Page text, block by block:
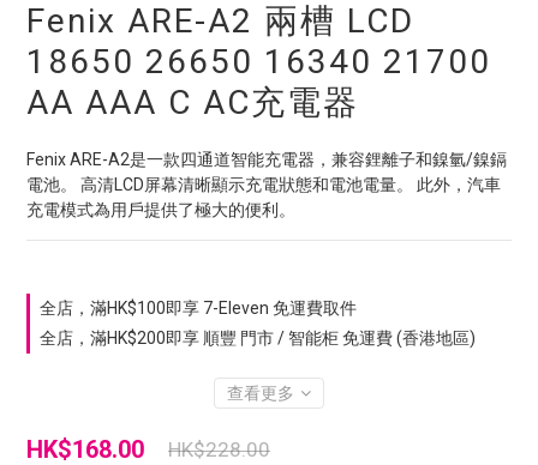
Fenix ARE-A2 兩槽 LCD
18650 26650 16340 21700
AA AAA C AC充電器
Fenix ARE-A2是一款四通道智能充電器，兼容鋰離子和鎳氫/鎳鎘
電池。 高清LCD屏幕清晰顯示充電狀態和電池電量。 此外，汽車
充電模式為用戶提供了極大的便利。
全店，滿HK$100即享 7-Eleven 免運費取件
全店，滿HK$200即享 順豐 門市 / 智能柜 免運費 (香港地區)
查看更多
HK$168.00 HK$228.00